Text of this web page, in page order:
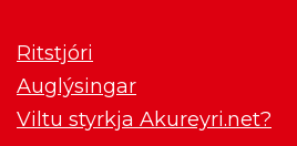
Ritstjóri
Auglýsingar
Viltu styrkja Akureyri.net?